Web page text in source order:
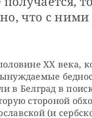
что с ними
ХХ века,
в Белград в
стороной
(и